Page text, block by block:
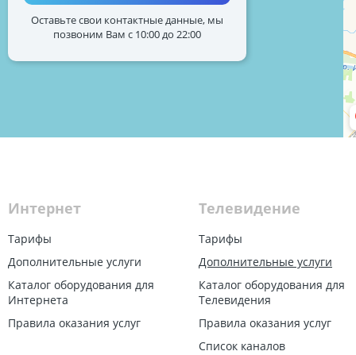
Оставьте свои контактные данные, мы
позвоним Вам с 10:00 до 22:00
Интернет
Тарифы
Дополнительные услуги
Каталог оборудования для
Интернета
Правила оказания услуг
Телевидение
Тарифы
Дополнительные услуги
Каталог оборудования для
Телевидения
Правила оказания услуг
Список каналов